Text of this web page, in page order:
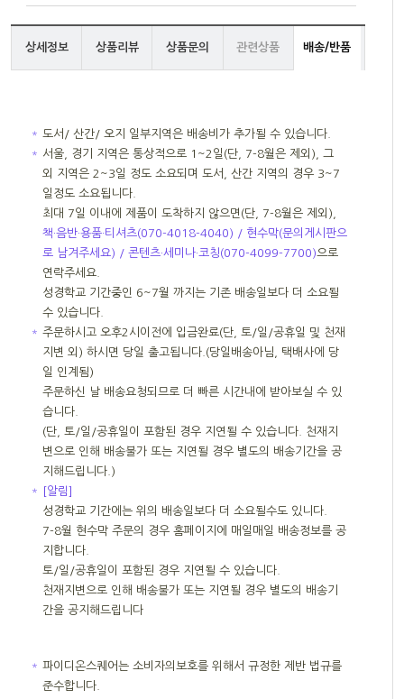
상세정보 상품리뷰 상품문의 관련상품 배송/반품
＊ 도서/ 산간/ 오지 일부지역은 배송비가 추가될 수 있습니다.
＊ 서울, 경기 지역은 통상적으로 1~2일(단, 7-8월은 제외), 그
외 지역은 2~3일 정도 소요되며 도서, 산간 지역의 경우 3~7
일정도 소요됩니다.
최대 7일 이내에 제품이 도착하지 않으면(단, 7-8월은 제외),
책·음반·용품·티셔츠(070-4018-4040) / 현수막(문의게시판으
로 남겨주세요) / 콘텐츠·세미나·코칭(070-4099-7700)으로
연락주세요.
성경학교 기간중인 6~7월 까지는 기존 배송일보다 더 소요될
수 있습니다.
＊ 주문하시고 오후2시이전에 입금완료(단, 토/일/공휴일 및 천재
지변 외) 하시면 당일 출고됩니다.(당일배송아님, 택배사에 당
일 인계됨)
주문하신 날 배송요청되므로 더 빠른 시간내에 받아보실 수 있
습니다.
(단, 토/일/공휴일이 포함된 경우 지연될 수 있습니다. 천재지
변으로 인해 배송불가 또는 지연될 경우 별도의 배송기간을 공
지해드립니다.)
＊
[알림]
성경학교 기간에는 위의 배송일보다 더 소요될수도 있니다.
7-8월 현수막 주문의 경우 홈페이지에 매일매일 배송정보를 공
지합니다.
토/일/공휴일이 포함된 경우 지연될 수 있습니다.
천재지변으로 인해 배송불가 또는 지연될 경우 별도의 배송기
간을 공지해드립니다
＊ 파이디온스퀘어는 소비자의보호를 위해서 규정한 제반 법규를
준수합니다.